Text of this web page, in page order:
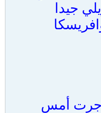
جيدا
جرت أمس